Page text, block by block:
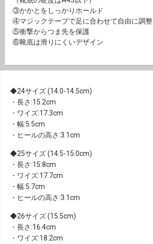
③かかとをしっかりホールド
④マジックテープで足に合わせて自由に調整
⑤衝撃からつま先を保護
⑥靴底は滑りにくいデザイン
24サイズ (14.0-14.5cm)
・長さ:15.2cm
・ワイズ:17.3cm
・幅:5.5cm
・ヒールの高さ:3.1cm
25サイズ (14.5-15.0cm)
・長さ:15.8cm
・ワイズ:17.7cm
・幅:5.7cm
・ヒールの高さ:3.1cm
26サイズ (15.5cm)
・長さ:16.4cm
・ワイズ:18.2cm